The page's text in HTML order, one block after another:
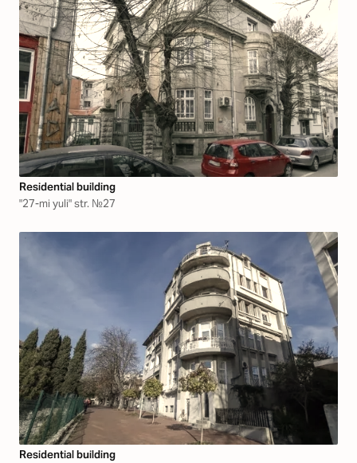
Residential building
"27-mi yuli" str. №27
Residential building